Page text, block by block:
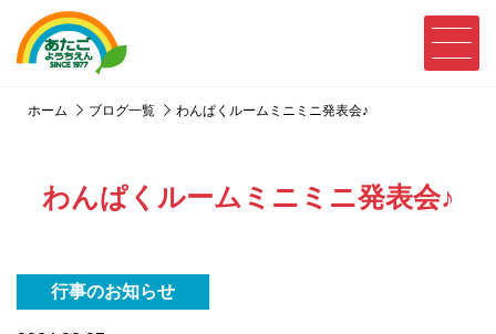
ホーム ブログ一覧 わんぱくルームミニミニ発表会♪
わんぱくルームミニミニ発表会♪
行事のお知らせ